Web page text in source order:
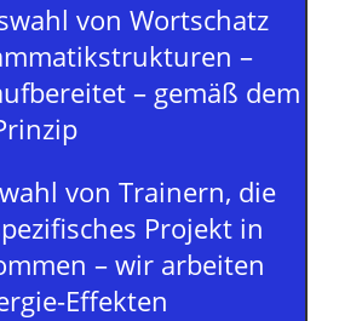
von Wortschatz
–
– gemäß dem
von Trainern, die
Projekt in
– wir arbeiten
Effekten